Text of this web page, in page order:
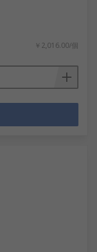
￥2,016.00/個